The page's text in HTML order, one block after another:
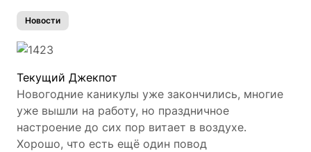
Новости
Текущий Джекпот
Новогодние каникулы уже закончились, многие
уже вышли на работу, но праздничное
настроение до сих пор витает в воздухе.
Хорошо, что есть ещё один повод